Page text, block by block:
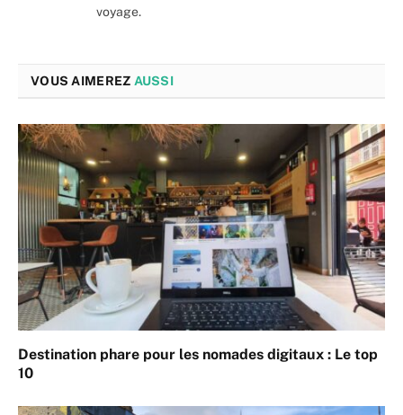
voyage.
VOUS AIMEREZ AUSSI
Destination phare pour les nomades digitaux : Le top
10